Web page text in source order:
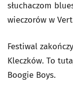
słuchaczom
wieczorów w
Festiwal
Kleczków. To
Boogie Boys.